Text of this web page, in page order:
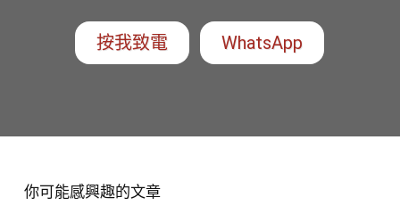
按我致電 WhatsApp
你可能感興趣的文章